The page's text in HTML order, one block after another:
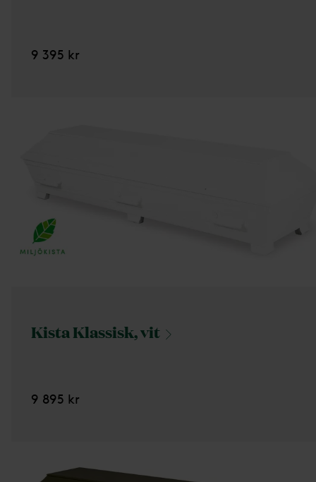
9 395 kr
Kista Klassisk,vit
9 895 kr